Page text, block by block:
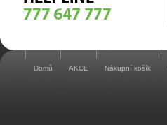
Domů AKCE Nákupní košík